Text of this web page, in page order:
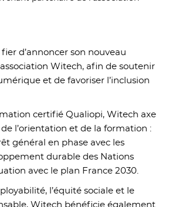
d’annoncer son nouveau
Witech, afin de soutenir
et de favoriser l’inclusion
certifié Qualiopi, Witech axe
l’orientation et de la formation :
général en phase avec les
durable des Nations
avec le plan France 2030.
l’équité sociale et le
Witech bénéficie également